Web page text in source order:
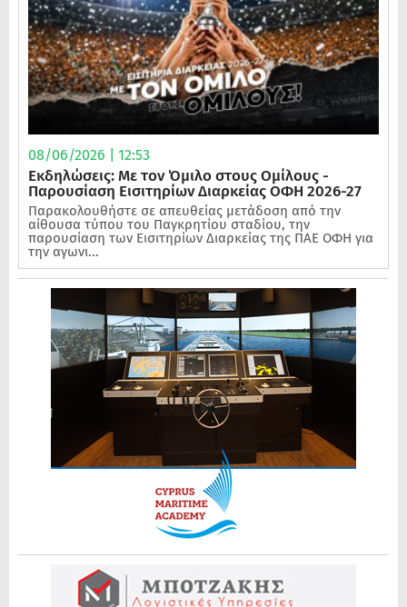
08/06/2026 | 12:53
Εκδηλώσεις: Με τον Όμιλο στους Ομίλους -
Παρουσίαση Εισιτηρίων Διαρκείας ΟΦΗ 2026-27
Παρακολουθήστε σε απευθείας μετάδοση από την
αίθουσα τύπου του Παγκρητίου σταδίου, την
παρουσίαση των Εισιτηρίων Διαρκείας της ΠΑΕ ΟΦΗ για
την αγωνι...